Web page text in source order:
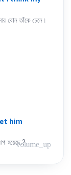
বোন তাঁকে চেনে।
him
হয়েছে.?volume_up